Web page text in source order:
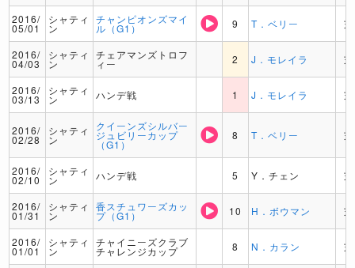
2016/
05/01
シャティ
ン
チャンピオンズマイ
ル（G1） 9 T．ベリー 芝
2016/
04/03
シャティ
ン
チェアマンズトロフ
ィー 2 J．モレイラ 芝
2016/
03/13
シャティ
ン ハンデ戦 1 J．モレイラ 芝
2016/
02/28
シャティ
ン
クイーンズシルバー
ジュビリーカップ
（G1）
8 T．ベリー 芝
2016/
02/10
シャティ
ン ハンデ戦 5 Y．チェン 芝
2016/
01/31
シャティ
ン
香スチュワーズカッ
プ（G1） 10 H．ボウマン 芝
2016/
01/01
シャティ
ン
チャイニーズクラブ
チャレンジカップ 8 N．カラン 芝